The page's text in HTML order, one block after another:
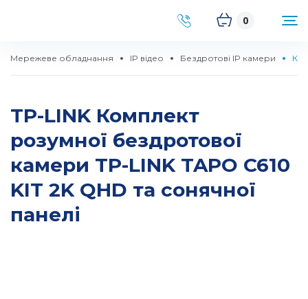
0
Мережеве обладнання IP відео Бездротові IP камери
TP-LINK Комплект
розумної бездротової
камери TP-LINK TAPO C610
KIT 2K QHD та сонячної
панелі